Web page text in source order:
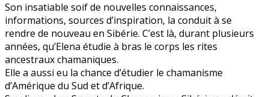
Son insatiable soif de nouvelles connaissances,
informations, sources d’inspiration, la conduit à se
rendre de nouveau en Sibérie. C’est là, durant plusieurs
années, qu’Elena étudie à bras le corps les rites
ancestraux chamaniques.
Elle a aussi eu la chance d’étudier le chamanisme
d’Amérique du Sud et d’Afrique.